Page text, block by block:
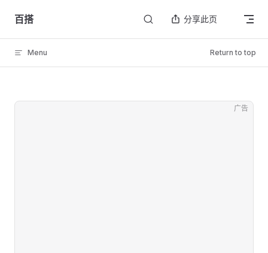
Skip to content
百搭 分享此页
Menu Return to top
广告